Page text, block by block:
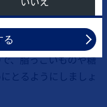
ランスのよい食事を
タボリックシンドロ
、脂っこいものや糖
とるようにしましょ
る